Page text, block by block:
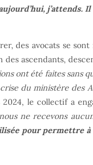
aujourd’hui,
des avocats se
ascendants,
ont été faites sans
du ministère des
le collectif a
ne recevons
pour permettre à